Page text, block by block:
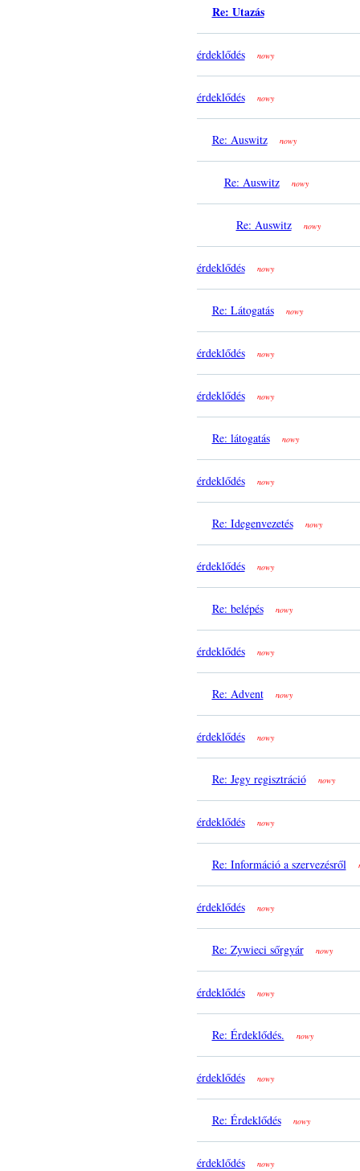
Re: Utazás
érdeklődés nowy
érdeklődés nowy
Re: Auswitz nowy
Re: Auswitz nowy
Re: Auswitz nowy
érdeklődés nowy
Re: Látogatás nowy
érdeklődés nowy
érdeklődés nowy
Re: látogatás nowy
érdeklődés nowy
Re: Idegenvezetés nowy
érdeklődés nowy
Re: belépés nowy
érdeklődés nowy
Re: Advent nowy
érdeklődés nowy
Re: Jegy regisztráció nowy
érdeklődés nowy
Re: Információ a szervezésről
érdeklődés nowy
Re: Zywieci sőrgyár nowy
érdeklődés nowy
Re: Érdeklődés. nowy
érdeklődés nowy
Re: Érdeklődés nowy
érdeklődés nowy